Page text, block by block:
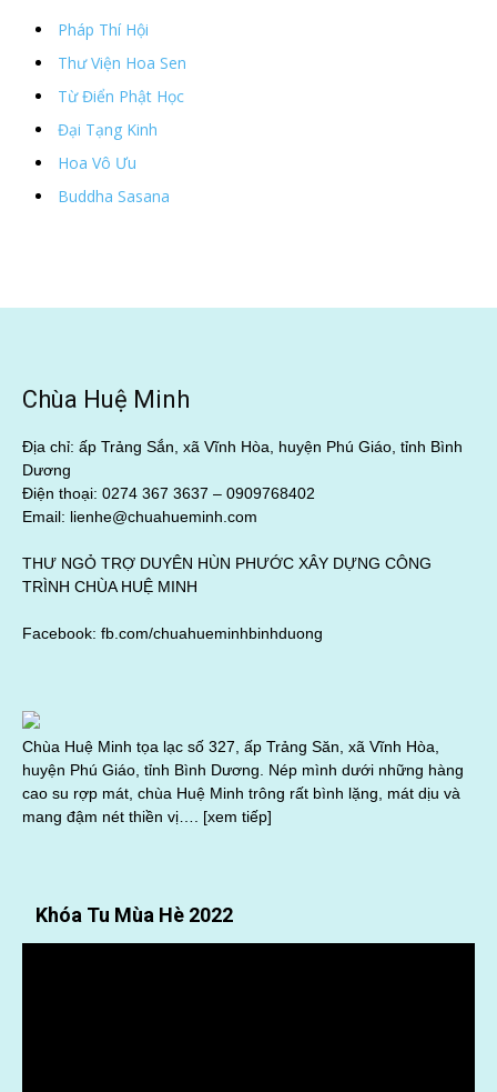
Pháp Thí Hội
Thư Viện Hoa Sen
Từ Điển Phật Học
Đại Tạng Kinh
Hoa Vô Ưu
Buddha Sasana
Chùa Huệ Minh
Địa chỉ: ấp Trảng Sắn, xã Vĩnh Hòa, huyện Phú Giáo, tỉnh Bình
Dương
Điện thoại: 0274 367 3637 – 0909768402
Email: lienhe@chuahueminh.com
THƯ NGỎ TRỢ DUYÊN HÙN PHƯỚC XÂY DỰNG CÔNG
TRÌNH CHÙA HUỆ MINH
Facebook: fb.com/chuahueminhbinhduong
Chùa Huệ Minh tọa lạc số 327, ấp Trảng Săn, xã Vĩnh Hòa,
huyện Phú Giáo, tỉnh Bình Dương. Nép mình dưới những hàng
cao su rợp mát, chùa Huệ Minh trông rất bình lặng, mát dịu và
mang đậm nét thiền vị…. [xem tiếp]
Khóa Tu Mùa Hè 2022